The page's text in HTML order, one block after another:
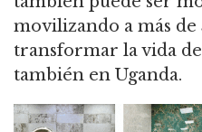
movilizando a más
transformar la vida
también en Uganda.